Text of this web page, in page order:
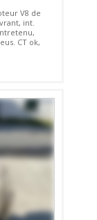
V8 de
int.
CT ok,